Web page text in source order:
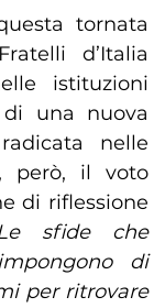
tornata
d’Italia
istituzioni
una nuova
nelle
però, il voto
di riflessione
sfide che
di
per ritrovare